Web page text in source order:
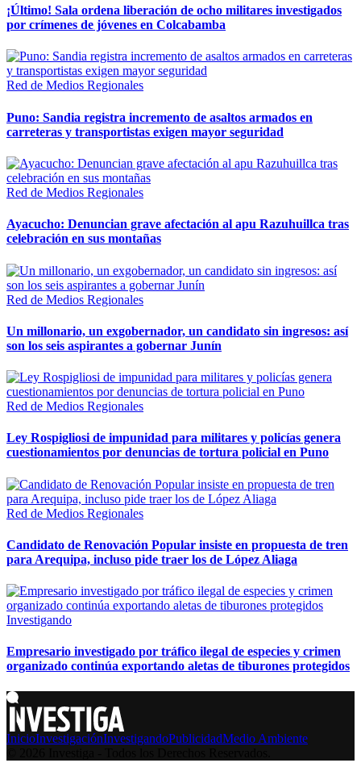
¡Último! Sala ordena liberación de ocho militares investigados
por crímenes de jóvenes en Colcabamba
Red de Medios Regionales
Puno: Sandia registra incremento de asaltos armados en
carreteras y transportistas exigen mayor seguridad
Red de Medios Regionales
Ayacucho: Denuncian grave afectación al apu Razuhuillca tras
celebración en sus montañas
Red de Medios Regionales
Un millonario, un exgobernador, un candidato sin ingresos: así
son los seis aspirantes a gobernar Junín
Red de Medios Regionales
Ley Rospigliosi de impunidad para militares y policías genera
cuestionamientos por denuncias de tortura policial en Puno
Red de Medios Regionales
Candidato de Renovación Popular insiste en propuesta de tren
para Arequipa, incluso pide traer los de López Aliaga
Investigando
Empresario investigado por tráfico ilegal de especies y crimen
organizado continúa exportando aletas de tiburones protegidos
InicioInvestigaciónInvestigandoPublicidadMedio Ambiente